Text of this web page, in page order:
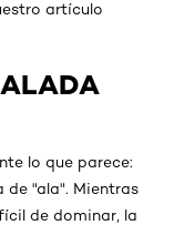
artículo
lo que parece:
"ala". Mientras
de dominar, la